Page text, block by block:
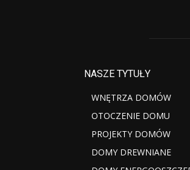
NASZE TYTUŁY
WNĘTRZA DOMÓW
OTOCZENIE DOMU
PROJEKTY DOMÓW
DOMY DREWNIANE